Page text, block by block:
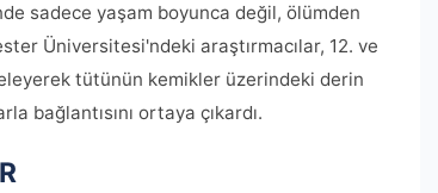
sadece yaşam boyunca değil, ölümden
Üniversitesi'ndeki araştırmacılar, 12. ve
tütünün kemikler üzerindeki derin
bağlantısını ortaya çıkardı.